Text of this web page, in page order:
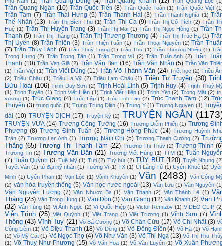
Phù Nam (1) Trần Quang Lộc
Trần Quang Ngân (10) Trần Quốc Tiến (8) Trần Quốc Toàn (1) Trần Quốc Việt
Trần Tâm (7) Trần Thái Hưng (5) Trần Thanh Hải (3) Trần Thành Nghĩa (1)
Thế Nhân (13) Trần Thị Bích Thu (1) Trần Thi Ca (9) Trần Thị Cổ Tích (2) Trần
Huệ (1) Trần Thị Huyền Trang (3) Trần Thị Mai (1) Trần Thị Ngọc Hồng (1) Trần
Thanh (5) Trần Thị Thắng (1) Trần Thị Thương Thương (4) Trần Thị Trúc Hạ (1)
Thị Uyên (8) Trần Thiện (3) Trần Thiện Tuấn (1) Trần Thoại Nguyên (2) Trần
(7) Trần Thúy Lành (6) Trần Thuỳ Trang (1) Trần Thư (1) Trần Thương Nhiều (1)
Trọng Hưng (2) Trần Trọng Tân (1) Trần Trọng Vũ (2) Trần Tuấn Anh (2) Trần
Thanh (10) Trần Vạn Giã (2) Trần Văn Bạn (16) Trần Văn Nhân (5) Trần Văn
(1) Trần Việt (1) Trần Viết Dũng (11) Trần Võ Thành Văn (24) Triết học (2) Triều
(2) Triều Châu (1) Triều La Vỹ (2) Triệu Lam Châu (1) Triệu Từ Truyền (30)
Bửu Hoài (106) Trịnh Duy Sơn (2) Trịnh Hoài Linh (5) Trịnh Huy (4) Trịnh Thuỳ
(1) Trịnh Tuyên (1) Trịnh Viết Hiền (1) Trịnh Viết Hiệp (1) Trịnh Yến (2) Trọng Mật (2)
vương (1) Trúc Giang (4) Trúc Lập (1) Trúc Linh Lan (2) Trúc Thanh Tâm (12)
Thuyên (3) trung quốc (1) Trung Trung Đỉnh (1) Trung Y (1) Truong Nguyen (1)
dài (10) TRUYỆN DỊCH (17) Truyện ký (2) TRUYỆN NGẮN
TRUYỆN VỪA (14) Trương Công Tưởng (16) Trương Diễm Phiến (1) Trương
Phượng (8) Trương Đình Tuấn (3) Trương Hồng Phúc (14) Trương Huỳnh
Trân (2) Trương Lan Anh (1) Trương Nam Chi (5) Trương Thanh Cường (2)
Thắng (65) Trương Thị Thanh Tâm (22) Trương Thị Thúy (2) Trường Thịnh
Trương Tri (2) Trương Văn Dân (21) Trương Viết Hùng (1) TTM (1) Tuấn
(7) Tuấn Quỳnh (3) Tuệ Mỹ (1) Tuti (2) Tuỳ bút (2) TÙY BÚT (120) Tuyết Nhung
Tuyết Vân (1) tứ đại mỹ nhân (1) Tường Vi (1) TX (1) Út Lãng Tử (1) Uyên Khuê (2)
Minh (1) Uyển Phan (1) Vạn Lộc (1) Vành Khuyên (1) Văn (2483) Văn Công
(2) văn hóa truyền thống (5) Văn học nước ngoài (13) Văn Lưu (1) Văn Nguyên
Văn Nguyên Lương (7) Văn Nhược Ba (1) Văn Thạnh (2) Văn Thành Lê (1)
Thắng (23) Văn Trọng Hùng (1) Vân Đồn (3) Vân Giang (12) Vân Khanh (2) Vân
(32) Vân Tùng (2) Vi Ánh Ngọc (2) Vi Quốc Hiệp (1) Victor Remizov (1) VIDEO CLIP
Viễn Trình (25) Việt Quỳnh (1) Việt Trang (1) Việt Trương (1) Vĩnh Sơn (7)
Thông (43) Vĩnh Tuy (21) Võ Bá Cường (1) Võ Chân Cửu (17) Võ Chí Nhất (3)
Công Liêm (1) Võ Diệu Thanh (18) Võ Dõng (1) Võ Đông Điền (4) Võ Hà (1) Võ
(2) Võ Mỹ Cát (1) Võ Ngọc Thọ (4) Võ Như Văn (3) Võ Thị Nga (13) Võ Thị Thu
(1) Võ Thuỵ Như Phương (15) Võ Văn Hoa (1) Võ Văn Luyến (1) Võ Xuân